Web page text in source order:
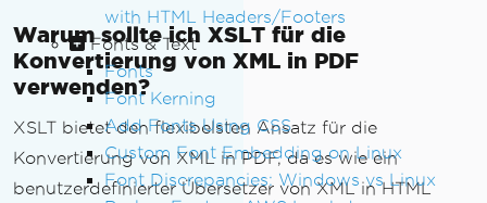
with HTML Headers/Footers
Fonts & Text
Fonts
Font Kerning
Add Fonts Using CSS
Custom Font Embedding on Linux
Font Discrepancies: Windows vs Linux
Warum sollte ich XSLT für die
Konvertierung von XML in PDF
verwenden?
XSLT bietet den flexibelsten Ansatz für die
Konvertierung von XML in PDF, da es wie ein
benutzerdefinierter Übersetzer von XML in HTML